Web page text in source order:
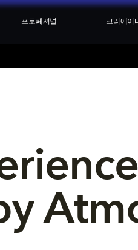
프로페셔널 크리에이